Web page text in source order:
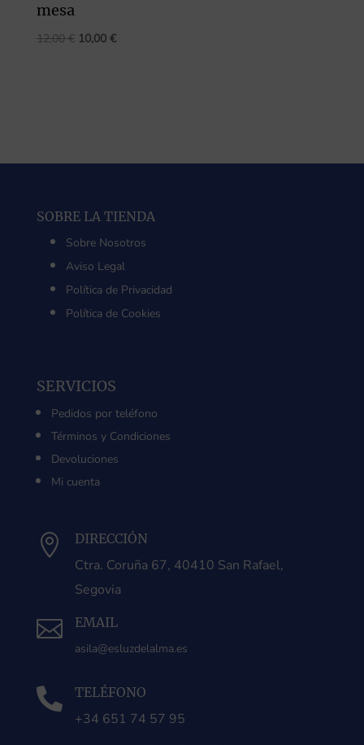
mesa
12,00€ El
10,00 €El
SOBRE LA TIENDA
Sobre Nosotros
Aviso Legal
Política de Privacidad
Política de Cookies
SERVICIOS
Pedidos por teléfono
Términos y Condiciones
Devoluciones
Mi cuenta
 DIRECCIÓN
Ctra. Coruña 67, 40410 San Rafael,
Segovia
 EMAIL
asila@esluzdelalma.es
 TELÉFONO
+34 651 74 57 95